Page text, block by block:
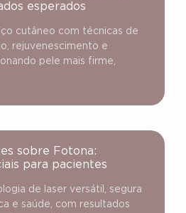
esperados
cutâneo com técnicas de
rejuvenescimento e
pele mais firme,
sobre Fotona:
para pacientes
de laser versátil, segura
e saúde, com resultados